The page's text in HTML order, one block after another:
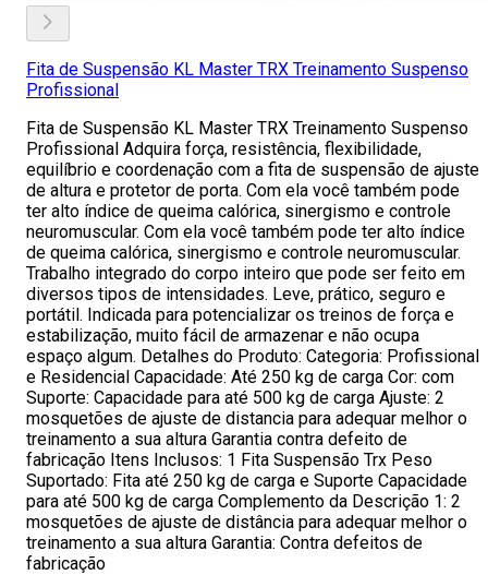
Fita de Suspensão KL Master TRX Treinamento Suspenso
Profissional
Fita de Suspensão KL Master TRX Treinamento Suspenso
Profissional Adquira força, resistência, flexibilidade,
equilíbrio e coordenação com a fita de suspensão de ajuste
de altura e protetor de porta. Com ela você também pode
ter alto índice de queima calórica, sinergismo e controle
neuromuscular. Com ela você também pode ter alto índice
de queima calórica, sinergismo e controle neuromuscular.
Trabalho integrado do corpo inteiro que pode ser feito em
diversos tipos de intensidades. Leve, prático, seguro e
portátil. Indicada para potencializar os treinos de força e
estabilização, muito fácil de armazenar e não ocupa
espaço algum. Detalhes do Produto: Categoria: Profissional
e Residencial Capacidade: Até 250 kg de carga Cor: com
Suporte: Capacidade para até 500 kg de carga Ajuste: 2
mosquetões de ajuste de distancia para adequar melhor o
treinamento a sua altura Garantia contra defeito de
fabricação Itens Inclusos: 1 Fita Suspensão Trx Peso
Suportado: Fita até 250 kg de carga e Suporte Capacidade
para até 500 kg de carga Complemento da Descrição 1: 2
mosquetões de ajuste de distância para adequar melhor o
treinamento a sua altura Garantia: Contra defeitos de
fabricação